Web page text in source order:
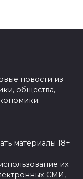
новости из
общества,
материалы 18+
их
СМИ,